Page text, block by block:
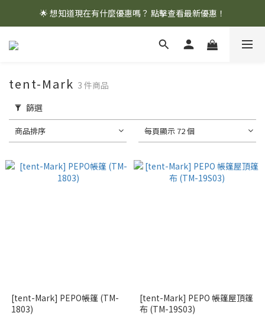
🌟 想知道現在有什麼優惠嗎？ 點擊查看最新優惠！
🌟 想知道現在有什麼優惠嗎？ 點擊查看最新優惠！
全館消費滿 $1,000 即享免運優惠
tent-Mark 3 件商品
篩選
商品排序 每頁顯示 72 個
[tent-Mark] PEPO帳篷 (TM-
1803)
[tent-Mark] PEPO 帳篷屋頂篷
布 (TM-19S03)